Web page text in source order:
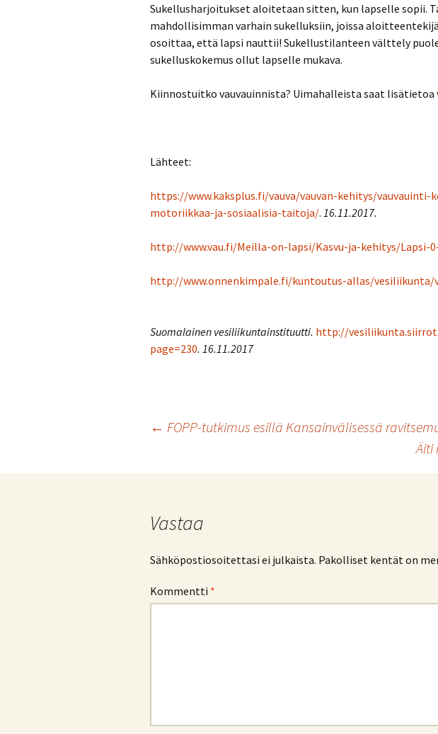
Sukellusharjoitukset aloitetaan sitten, kun lapselle sopii.
mahdollisimman varhain sukelluksiin, joissa
osoittaa, että lapsi nauttii! Sukellustilanteen välttely
sukelluskokemus ollut lapselle mukava.
Kiinnostuitko vauvauinnista? Uimahalleista saat lisätietoa
Lähteet:
https://www.kaksplus.fi/vauva/vauvan-kehitys/vauvauinti-
motoriikkaa-ja-sosiaalisia-taitoja/. 16.11.2017.
http://www.vau.fi/Meilla-on-lapsi/Kasvu-ja-kehitys/Lapsi-
http://www.onnenkimpale.fi/kuntoutus-allas/vesiliikunta/
Suomalainen vesiliikuntainstituutti. http://
page=230. 16.11.2017
Artikkelien
selaus
← FOPP-tutkimus esillä Kansainvälisessä
Äiti
Vastaa
Sähköpostiosoitettasi ei julkaista. Pakolliset kentät on
Kommentti *